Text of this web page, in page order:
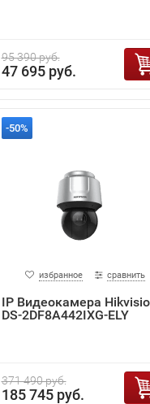
95 390 руб.
47 695 руб.
-50%
избранное сравнить
IP Видеокамера
DS-2DF8A442IXG-ELY
371 490 руб.
185 745 руб.